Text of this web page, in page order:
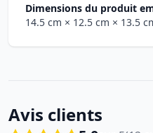
Dimensions du produit
14.5 cm × 12.5 cm × 13.5
Avis clients